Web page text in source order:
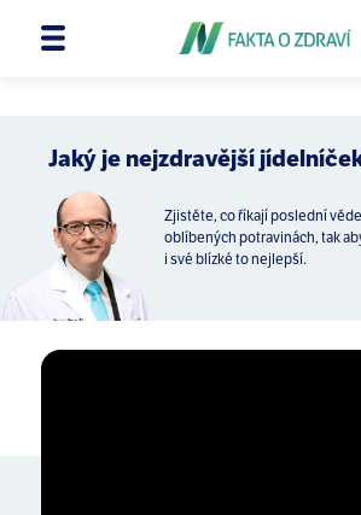
Jaký je nejzdravější
Zjistěte, co říkají poslední
oblíbených potravinách, tak
i své blízké to nejlepší.